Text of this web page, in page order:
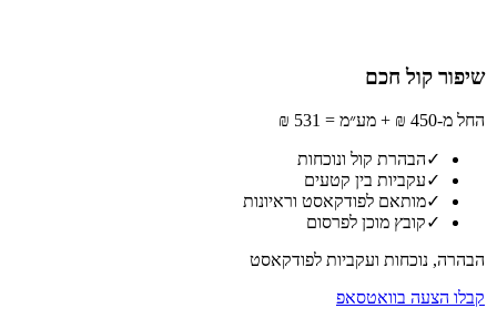
שיפור קול חכם
החל מ-450 ₪ + מע״מ = 531 ₪
✓הבהרת קול ונוכחות
✓עקביות בין קטעים
✓מותאם לפודקאסט וראיונות
✓קובץ מוכן לפרסום
הבהרה, נוכחות ועקביות לפודקאסט
קבלו הצעה בוואטסאפ